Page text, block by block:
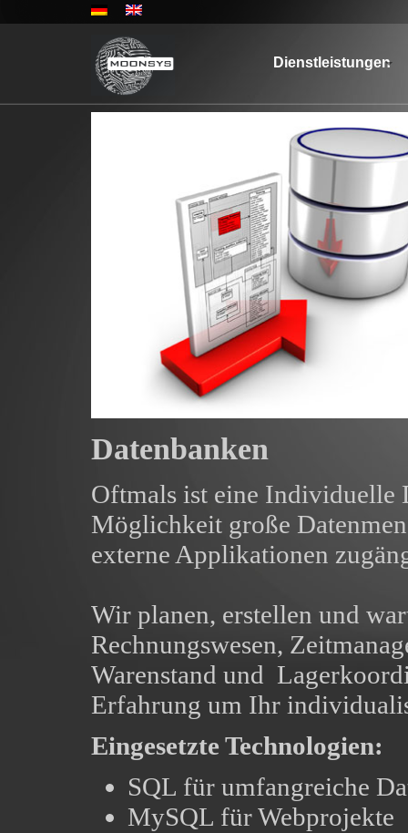
Dienstleistungen
Datenbanken
Oftmals ist eine Individuelle
Möglichkeit große
externe Applikationen
Wir planen, erstellen und
Rechnungswesen,
Warenstand und
Erfahrung um Ihr
Eingesetzte Technologien:
SQL für umfangreiche
MySQL für Webprojekte